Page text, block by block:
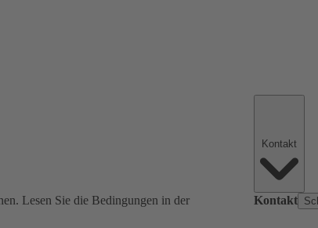
Lesen Sie die Bedingungen in der
Kontakt